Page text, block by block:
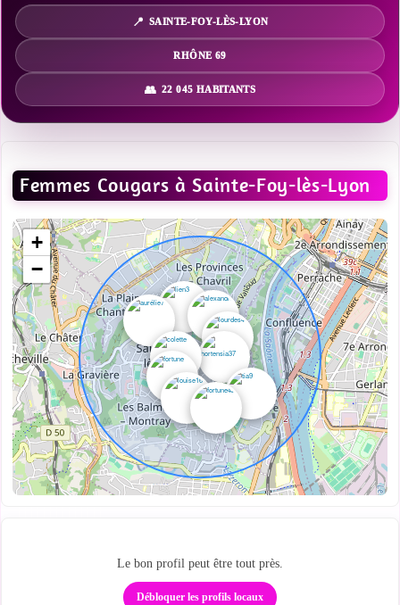
SAINTE-FOY-LÈS-LYON
RHÔNE 69
22 045 HABITANTS
Femmes Cougars à Sainte-Foy-lès-Lyon
+
−
Le bon profil peut être tout près.
Débloquer les profils locaux